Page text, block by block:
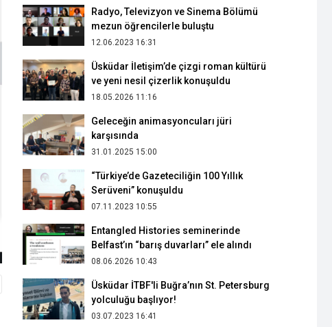
Radyo, Televizyon ve Sinema Bölümü
mezun öğrencilerle buluştu
12.06.2023 16:31
Üsküdar İletişim’de çizgi roman kültürü
ve yeni nesil çizerlik konuşuldu
18.05.2026 11:16
Geleceğin animasyoncuları jüri
karşısında
31.01.2025 15:00
“Türkiye’de Gazeteciliğin 100 Yıllık
Serüveni” konuşuldu
07.11.2023 10:55
Entangled Histories seminerinde
Belfast’ın “barış duvarları” ele alındı
08.06.2026 10:43
Üsküdar İTBF'li Buğra’nın St. Petersburg
yolculuğu başlıyor!
03.07.2023 16:41